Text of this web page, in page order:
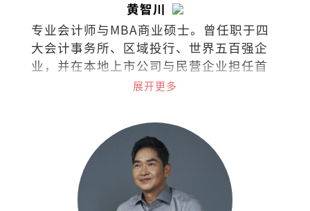
黄智川
专业会计师与MBA商业硕士。曾任职于四
大会计事务所、区域投行、世界五百强企
业，并在本地上市公司与民营企业担任首
席财务长（CFO）。热衷于企业策略、战
题；喜欢阅读、聆听、分析、分享。
展开更多